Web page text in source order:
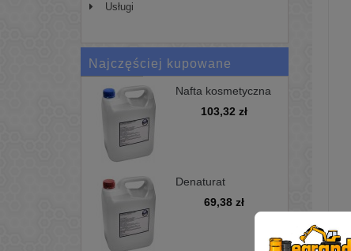
Usługi
Najczęściej kupowane
Nafta kosmetyczna
kanister 5L
103,32 zł
Denaturat
minimum 97%, opak
69,38 zł